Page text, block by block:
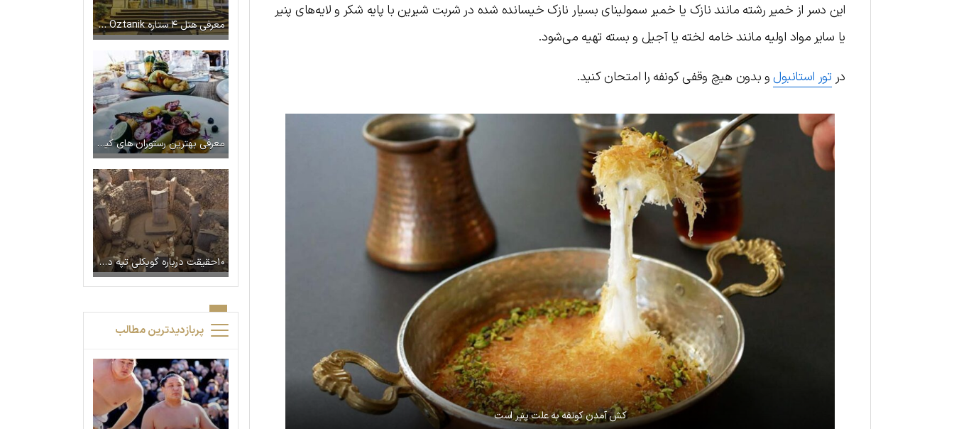
این دسر از خمیر رشته مانند نازک یا خمیر سمولینای بسیار نازک خیسانده شده در شربت شیرین با پایه شکر و لایه‌های پنیر
یا سایر مواد اولیه مانند خامه لخته یا آجیل و بسته تهیه می‌شود.
در تور استانبولو بدون هیچ وقفی کونفه را امتحان کنید.
کش آمدن کونفه به علت پنیر است
معرفی هتل ۴ ستاره Grand Oztanik استانبول
معرفی بهترین رستوران‌ های کیپ تاون در آفریقای جنوبی
۱۰حقيقت درباره گوبکلی تپه در ترکیه
پربازدیدترین مطالب